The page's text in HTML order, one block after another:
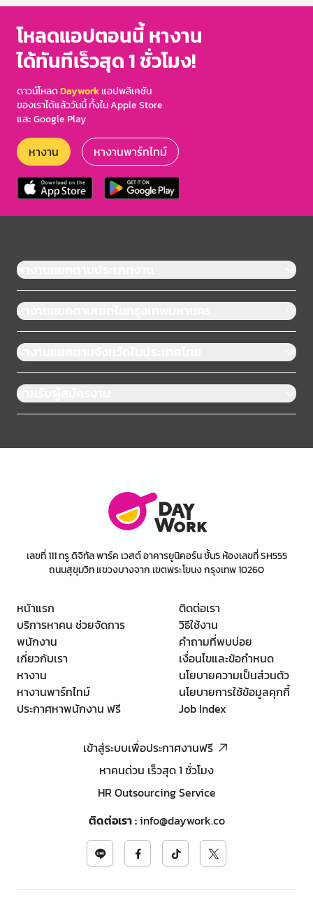
โหลดแอปตอนนี้ หางาน
ได้ทันทีเร็วสุด 1 ชั่วโมง!
ดาวน์โหลดDayworkแอปพลิเคชัน
ของเราได้แล้ววันนี้ ทั้งใน Apple Store
และ Google Play
หางาน หางานพาร์ทไทม์
หางานแยกตามประเภทงาน
หางานแยกตามเขตในกรุงเทพมหานคร
หางานแยกตามจังหวัดในประเทศไทย
สำหรับผู้สมัครงาน
เลขที่ 111 ทรู ดิจิทัล พาร์ค เวสต์ อาคารยูนิคอร์น ชั้น5 ห้องเลขที่ SH555
ถนนสุขุมวิท แขวงบางจาก เขตพระโขนง กรุงเทพ 10260
หน้าแรก
บริการหาคน ช่วยจัดการ
พนักงาน
เกี่ยวกับเรา
หางาน
หางานพาร์ทไทม์
ประกาศหาพนักงาน ฟรี
ติดต่อเรา
วิธีใช้งาน
คำถามที่พบบ่อย
เงื่อนไขและข้อกำหนด
นโยบายความเป็นส่วนตัว
นโยบายการใช้ข้อมูลคุกกี้
Job Index
เข้าสู่ระบบเพื่อประกาศงานฟรี
หาคนด่วน เร็วสุด 1 ชั่วโมง
HR Outsourcing Service
ติดต่อเรา:info@daywork.co